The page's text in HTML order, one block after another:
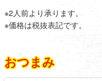
※2人前より承ります。
※価格は税抜表記です。
おつまみ